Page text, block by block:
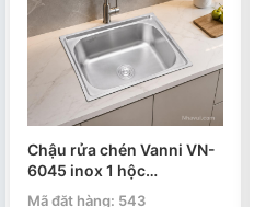
Chậu rửa chén Vanni VN-
6045 inox 1 hộc
600x450x230mm
Mã đặt hàng: 543